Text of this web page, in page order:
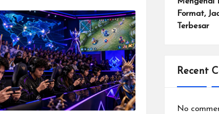
Format,
Terbesar
Recent
No